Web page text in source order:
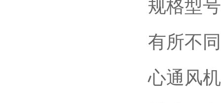
规格型
有所不
心通风